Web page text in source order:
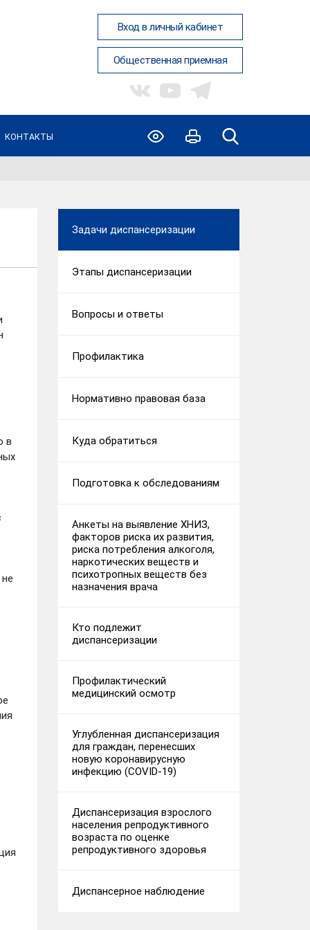
Вход в личный кабинет
Общественная приемная
КОНТАКТЫ
в
Задачи диспансеризации
Этапы диспансеризации
Вопросы и ответы
Профилактика
Нормативно правовая база
Куда обратиться
Подготовка к обследованиям
Анкеты на выявление ХНИЗ,
факторов риска их развития,
риска потребления алкоголя,
наркотических веществ и
психотропных веществ без
назначения врача
Кто подлежит
диспансеризации
Профилактический
медицинский осмотр
Углубленная диспансеризация
для граждан, перенесших
новую коронавирусную
инфекцию (COVID-19)
Диспансеризация взрослого
населения репродуктивного
возраста по оценке
репродуктивного здоровья
Диспансерное наблюдение